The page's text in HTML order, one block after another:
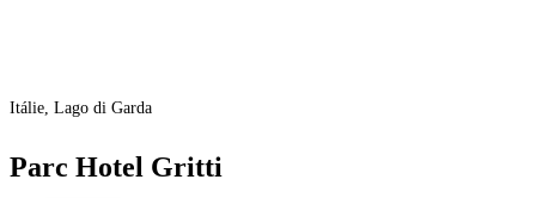
Itálie, Lago di Garda
Parc Hotel Gritti